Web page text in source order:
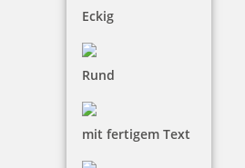
Eckig
Rund
mit fertigem Text